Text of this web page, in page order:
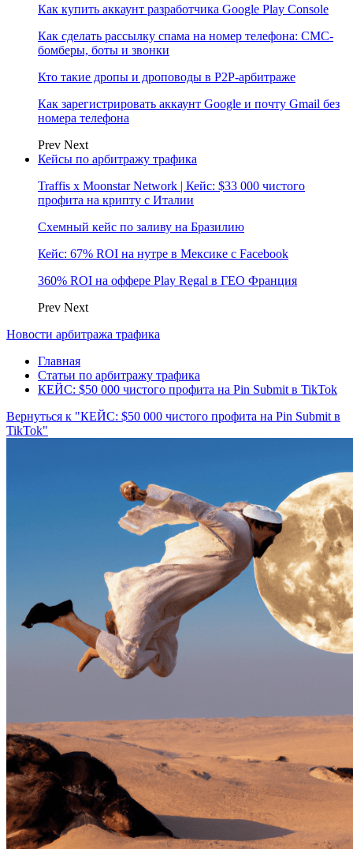
Как купить аккаунт разработчика Google Play Console
Как сделать рассылку спама на номер телефона: СМС-
бомберы, боты и звонки
Кто такие дропы и дроповоды в P2P-арбитраже
Как зарегистрировать аккаунт Google и почту Gmail без
номера телефона
Prev Next
Кейсы по арбитражу трафика
Traffis x Moonstar Network | Кейс: $33 000 чистого
профита на крипту с Италии
Схемный кейс по заливу на Бразилию
Кейс: 67% ROI на нутре в Мексике с Facebook
360% ROI на оффере Play Regal в ГЕО Франция
Prev Next
Новости арбитража трафика
Главная
Статьи по арбитражу трафика
КЕЙС: $50 000 чистого профита на Pin Submit в TikTok
Вернуться к "КЕЙС: $50 000 чистого профита на Pin Submit в
TikTok"